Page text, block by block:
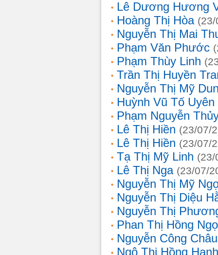
Lê Dương Hương
Hoàng Thị Hòa
Nguyễn Thị Mai
Phạm Văn Phước
Phạm Thùy Linh
Trần Thị Huyền
Nguyễn Thị Mỹ
Huỳnh Vũ Tố Uyên
Phạm Nguyễn
Lê Thị Hiền (23/07/
Lê Thị Hiền (23/07/
Tạ Thị Mỹ Linh (23/
Lê Thị Nga (23/07/
Nguyễn Thị Mỹ
Nguyễn Thị Diệu
Nguyễn Thị
Phan Thị Hồng
Nguyễn Công Châu
Ngô Thị Hồng Hạnh